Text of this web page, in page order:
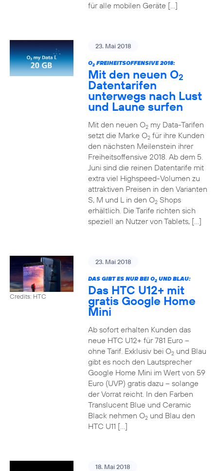
für alle mobilen Geräte […]
23. Mai 2018
O2FREIHEITSOFFENSIVE 2018:
Mit den neuen O2
Datentarifen
unterwegs nach Lust
und Laune surfen
Mit den neuen O2my Data-Tarifen
setzt die Marke O2für ihre Kunden
den nächsten Meilenstein ihrer
Freiheitsoffensive 2018. Ab dem 5.
Juni sind die reinen Datentarife mit
extra viel Highspeed-Volumen zu
attraktiven Preisen in den Varianten
S, M und L in den O2Shops
erhältlich. Die Tarife richten sich
speziell an Nutzer von Tablets, […]
Credits: HTC
23. Mai 2018
DAS GIBT ES NUR BEI O2UND BLAU:
Das HTC U12+ mit
gratis Google Home
Mini
Ab sofort erhalten Kunden das
neue HTC U12+ für 781 Euro –
ohne Tarif. Exklusiv bei O2und Blau
gibt es noch den Lautsprecher
Google Home Mini im Wert von 59
Euro (UVP) gratis dazu – solange
der Vorrat reicht. In den Farben
Translucent Blue und Ceramic
Black nehmen O2und Blau den
HTC U11 […]
18. Mai 2018